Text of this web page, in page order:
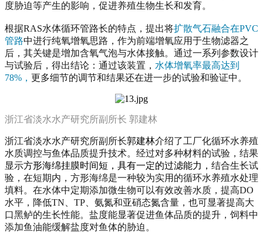
度胁迫等产生的影响，促进养殖生物生长和发育。
根据RAS水体循环管路长的特点，提出将扩散气石融合在PVC
管路中进行纯氧增氧思路，作为前端增氧应用于生物滤器之
后，其关键是增加含氧气泡与水体接触。通过一系列参数设计
与试验后，得出结论：通过该装置， 水体增氧率最高达到
78%， 更多细节的调节和结果还在进一步的试验和验证中。
浙江省淡水水产研究所副所长 郭建林
浙江省淡水水产研究所副所长郭建林介绍了工厂化循环水养殖
水质调控与鱼体品质提升技术。经过对多种材料的试验，结果
显示方形海绵挂膜时间短，具有一定的过滤能力， 结合生长试
验，在短期内，方形海绵是一种较为实用的循环水养殖水处理
填料。在水体中定期添加微生物可以有效改善水质，提高DO
水平，降低TN、TP、氨氮和亚硝态氮含量，也可显著提高大
口黑鲈的生长性能。盐度能显著促进鱼体品质的提升，饲料中
添加鱼油能缓解盐度对鱼体的胁迫。